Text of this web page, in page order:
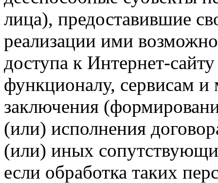
лица), предоставившие
реализации ими
доступа к Интернет-
функционалу, сервисам и
заключения
(или) исполнения
(или) иных
если обработка таких